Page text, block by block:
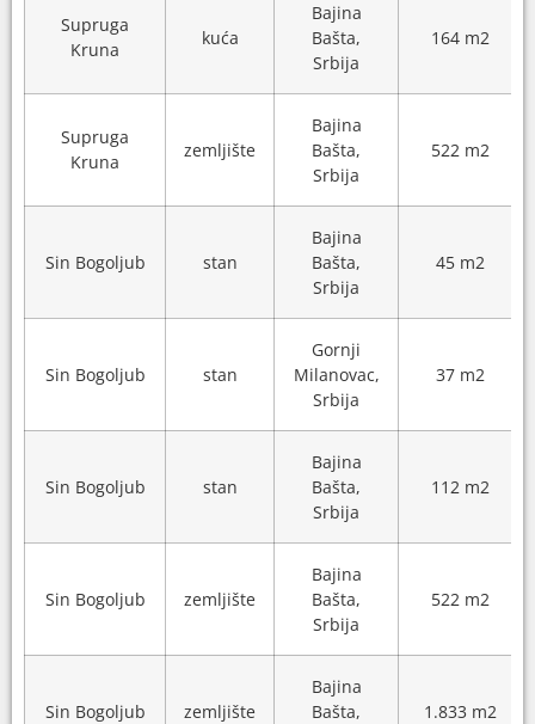
Supruga
Kruna
kuća
Bajina
Bašta,
Srbija
164 m2
Supruga
Kruna
zemljište
Bajina
Bašta,
Srbija
522 m2
Sin Bogoljub stan
Bajina
Bašta,
Srbija
45 m2
Sin Bogoljub stan
Gornji
Milanovac,
Srbija
37 m2
Sin Bogoljub stan
Bajina
Bašta,
Srbija
112 m2
Sin Bogoljub zemljište
Bajina
Bašta,
Srbija
522 m2
Sin Bogoljub zemljište
Bajina
Bašta,
1.833 m2